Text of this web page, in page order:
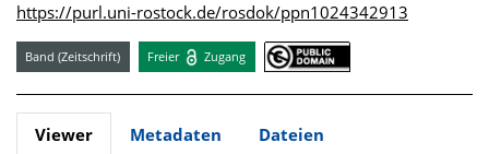
https://purl.uni-rostock.de/rosdok/ppn1024342913
Band (Zeitschrift) Freier Zugang
Viewer Metadaten Dateien